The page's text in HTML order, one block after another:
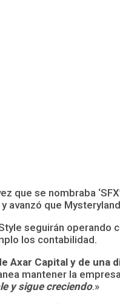
se nombraba
y avanzó que
seguirán operando
los contabilidad.
Axar Capital y de
mantener la
y sigue creciendo.»